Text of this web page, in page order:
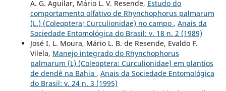
A. G. Aguilar, Mário L. V. Resende, Estudo do
comportamento olfativo de Rhynchophorus palmarum
(L.) (Coleoptera; Curculionidae) no campo , Anais da
Sociedade Entomológica do Brasil: v. 18 n. 2 (1989)
José I. L. Moura, Mário L. B. de Resende, Evaldo F.
Vilela, Manejo integrado do Rhynchophorus
palmarum (L) (Coleoptera: Curculionidae) em plantios
de dendê na Bahia , Anais da Sociedade Entomológica
do Brasil: v. 24 n. 3 (1995)